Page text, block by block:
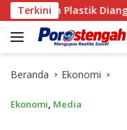
Langsung
ke
konten
Terkini
Plastik Diangkut
Beranda Ekonomi
Ekonomi, Media